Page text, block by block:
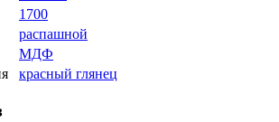
1700
распашной
МДФ
красный глянец